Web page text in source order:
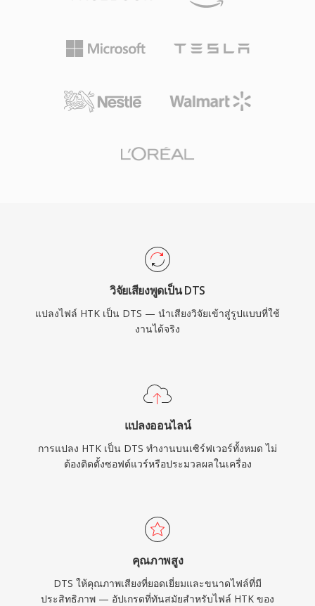
ตัวแยกวิเคราะห์ และการนำไปใช้อย่างแพร่หลาย
รูปแบบนี้เข้ารหัสเสียงโดยใช้ sub-band ADPCM
ร่วมกับ vector quantization สร้างสนามเสียงที่รับรู้
เพิ่มเลเยอร์ส่วนขยายแบบไม่สูญเสียข้อมูลสำหรับ
เครื่องรับสัญญาณ AV คอนโซลเกม และระบบ
สูง DTS มอบเส้นทางที่พิสูจน์แล้วจากห้องมิกซ์ในสตู
วิจัยเสียงพูดเป็น DTS
แปลงไฟล์ HTK เป็น DTS — นำเสียงวิจัยเข้าสู่รูปแบบที่ใช้
งานได้จริง
แปลงออนไลน์
การแปลง HTK เป็น DTS ทำงานบนเซิร์ฟเวอร์ทั้งหมด ไม่
ต้องติดตั้งซอฟต์แวร์หรือประมวลผลในเครื่อง
คุณภาพสูง
DTS ให้คุณภาพเสียงที่ยอดเยี่ยมและขนาดไฟล์ที่มี
ประสิทธิภาพ — อัปเกรดที่ทันสมัยสำหรับไฟล์ HTK ของ